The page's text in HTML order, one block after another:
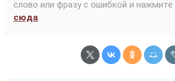
слово или фразу с ошибкой и нажмите
сюда.